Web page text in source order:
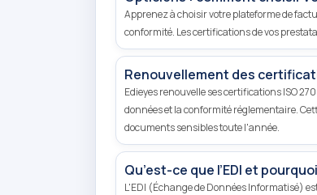
Apprenez à choisir votre plateforme de
conformité. Les certifications de vos
Renouvellement des
Edieyes renouvelle ses certifications ISO
données et la conformité réglementaire.
documents sensibles toute l'année.
Qu’est-ce que l’EDI et
L'EDI (Échange de Données Informatisé)